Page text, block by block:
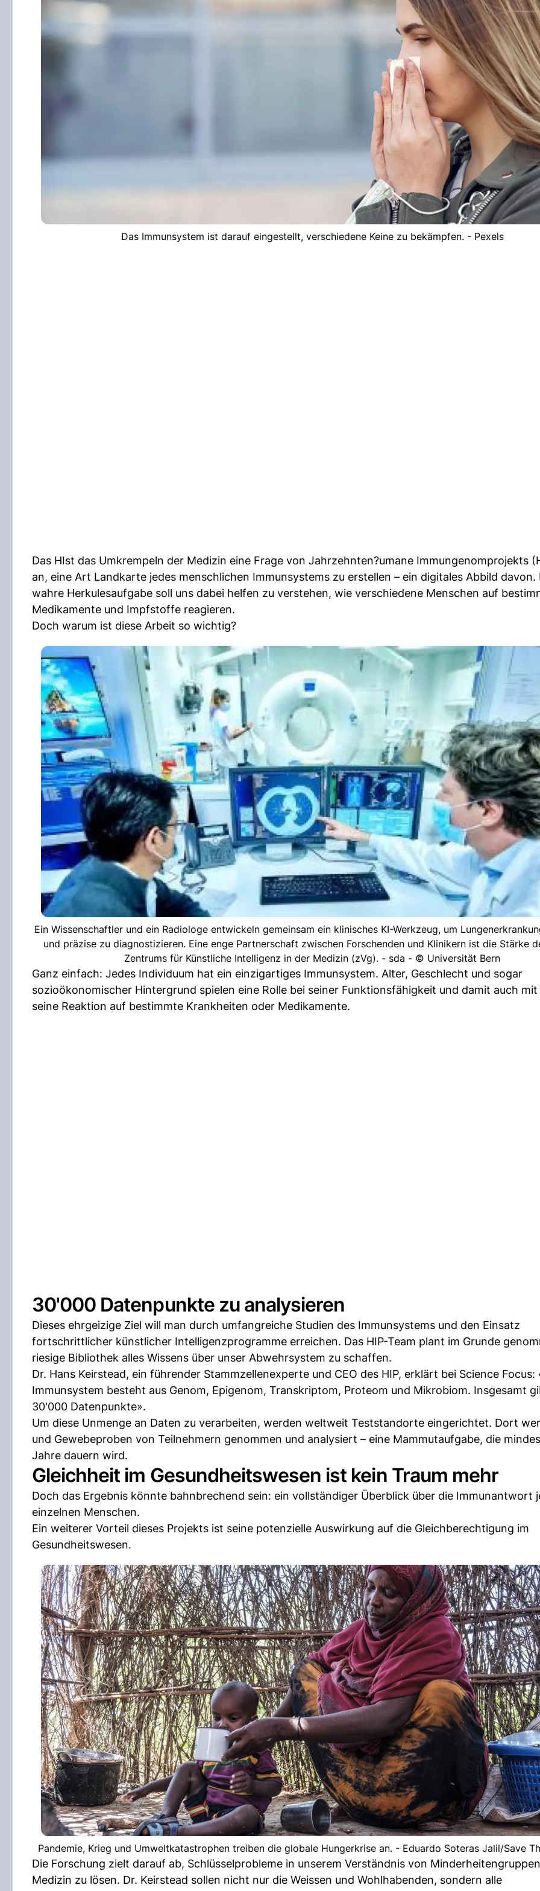
Das Immunsystem ist darauf eingestellt, verschiedene Keine zu bekämpfen. - Pexels
Das HIst das Umkrempeln der Medizin eine Frage von Jahrzehnten?umane Immungenomprojekts
an, eine Art Landkarte jedes menschlichen Immunsystems zu erstellen – ein digitales Abbild davon.
wahre Herkulesaufgabe soll uns dabei helfen zu verstehen, wie verschiedene Menschen auf
Medikamente und Impfstoffe reagieren.
Doch warum ist diese Arbeit so wichtig?
Ein Wissenschaftler und ein Radiologe entwickeln gemeinsam ein klinisches KI-Werkzeug, um
und präzise zu diagnostizieren. Eine enge Partnerschaft zwischen Forschenden und Klinikern ist die Stärke
Zentrums für Künstliche Intelligenz in der Medizin (zVg). - sda - © Universität Bern
Ganz einfach: Jedes Individuum hat ein einzigartiges Immunsystem. Alter, Geschlecht und sogar
sozioökonomischer Hintergrund spielen eine Rolle bei seiner Funktionsfähigkeit und damit auch mit
seine Reaktion auf bestimmte Krankheiten oder Medikamente.
30'000 Datenpunkte zu analysieren
Dieses ehrgeizige Ziel will man durch umfangreiche Studien des Immunsystems und den Einsatz
fortschrittlicher künstlicher Intelligenzprogramme erreichen. Das HIP-Team plant im Grunde
riesige Bibliothek alles Wissens über unser Abwehrsystem zu schaffen.
Dr. Hans Keirstead, ein führender Stammzellenexperte und CEO des HIP, erklärt bei Science Focus:
Immunsystem besteht aus Genom, Epigenom, Transkriptom, Proteom und Mikrobiom. Insgesamt
30'000 Datenpunkte».
Um diese Unmenge an Daten zu verarbeiten, werden weltweit Teststandorte eingerichtet. Dort
und Gewebeproben von Teilnehmern genommen und analysiert – eine Mammutaufgabe, die
Jahre dauern wird.
Gleichheit im Gesundheitswesen ist kein Traum mehr
Doch das Ergebnis könnte bahnbrechend sein: ein vollständiger Überblick über die Immunantwort
einzelnen Menschen.
Ein weiterer Vorteil dieses Projekts ist seine potenzielle Auswirkung auf die Gleichberechtigung im
Gesundheitswesen.
Pandemie, Krieg und Umweltkatastrophen treiben die globale Hungerkrise an. - Eduardo Soteras Jalil/Save
Die Forschung zielt darauf ab, Schlüsselprobleme in unserem Verständnis von
Medizin zu lösen. Dr. Keirstead sollen nicht nur die Weissen und Wohlhabenden, sondern alle